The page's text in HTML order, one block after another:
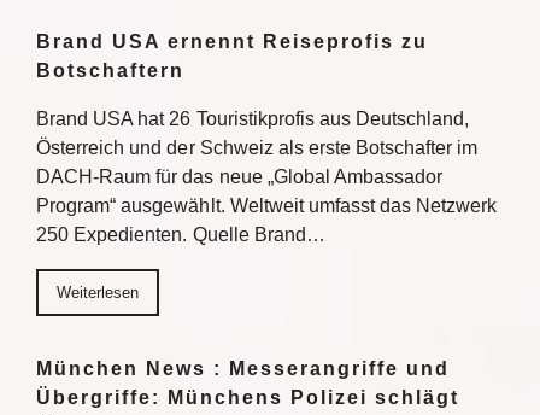
Brand USA ernennt Reiseprofis zu
Botschaftern
Brand USA hat 26 Touristikprofis aus Deutschland,
Österreich und der Schweiz als erste Botschafter im
DACH-Raum für das neue „Global Ambassador
Program“ ausgewählt. Weltweit umfasst das Netzwerk
250 Expedienten. Quelle Brand…
Weiterlesen
München News : Messerangriffe und
Übergriffe: Münchens Polizei schlägt